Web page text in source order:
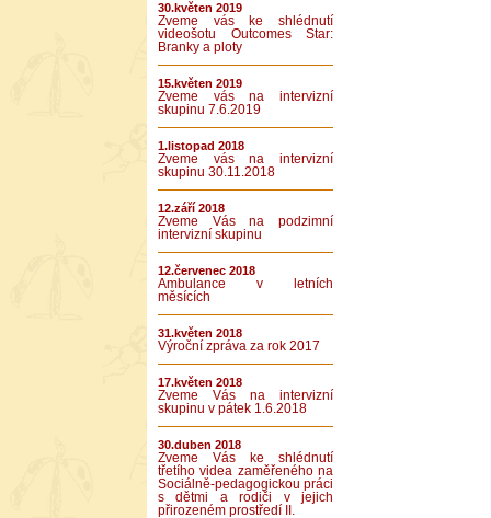
30.květen 2019
Zveme vás ke shlédnutí
videošotu Outcomes Star:
Branky a ploty
15.květen 2019
Zveme vás na intervizní
skupinu 7.6.2019
1.listopad 2018
Zveme vás na intervizní
skupinu 30.11.2018
12.září 2018
Zveme Vás na podzimní
intervizní skupinu
12.červenec 2018
Ambulance v letních
měsících
31.květen 2018
Výroční zpráva za rok 2017
17.květen 2018
Zveme Vás na intervizní
skupinu v pátek 1.6.2018
30.duben 2018
Zveme Vás ke shlédnutí
třetího videa zaměřeného na
Sociálně-pedagogickou práci
s dětmi a rodiči v jejich
přirozeném prostředí II.